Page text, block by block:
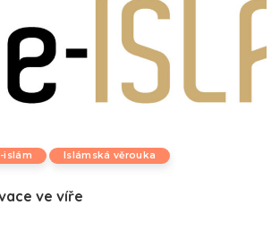
islám Islámská věrouka
ve víře